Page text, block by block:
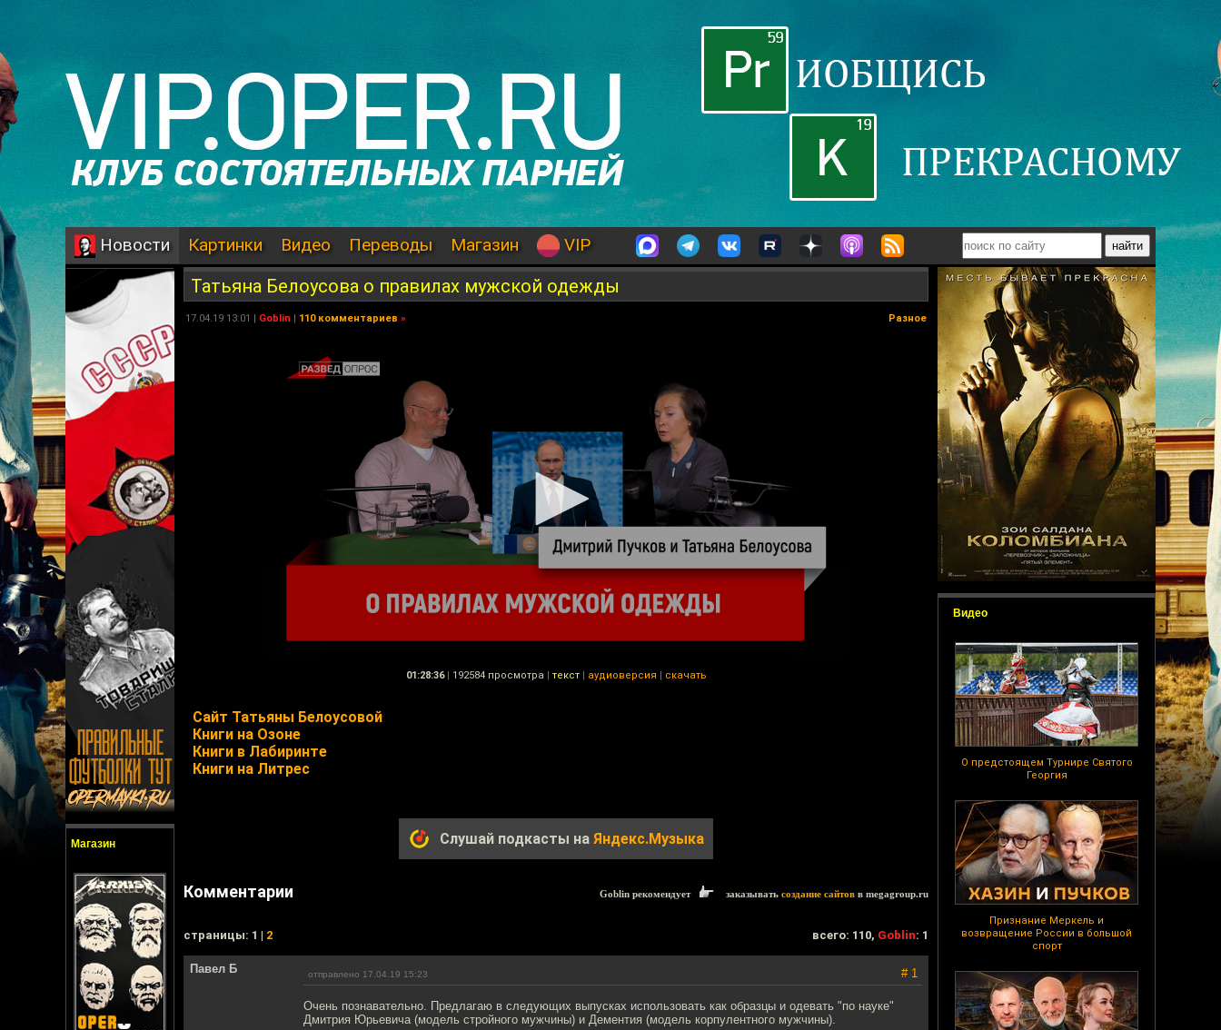
Новости Картинки Видео Переводы Магазин VIP
Магазин
Видео
О предстоящем Турнире Святого
Георгия
Признание Меркель и
возвращение России в большой
спорт
Татьяна Белоусова о правилах мужской одежды
17.04.19 13:01 | Goblin | 110 комментариев » Разное
01:28:36 | 192584 просмотра | текст | аудиоверсия | скачать
Сайт Татьяны Белоусовой
Книги на Озоне
Книги в Лабиринте
Книги на Литрес
Слушай подкасты на Яндекс.Музыка
Комментарии Goblin рекомендует заказывать создание сайтов в megagroup.ru
cтраницы: 1 | 2 всего: 110, Goblin: 1
Павел Б отправлено 17.04.19 15:23 # 1
Очень познавательно. Предлагаю в следующих выпусках использовать как образцы и одевать "по науке"
Дмитрия Юрьевича (модель стройного мужчины) и Дементия (модель корпулентного мужчины).